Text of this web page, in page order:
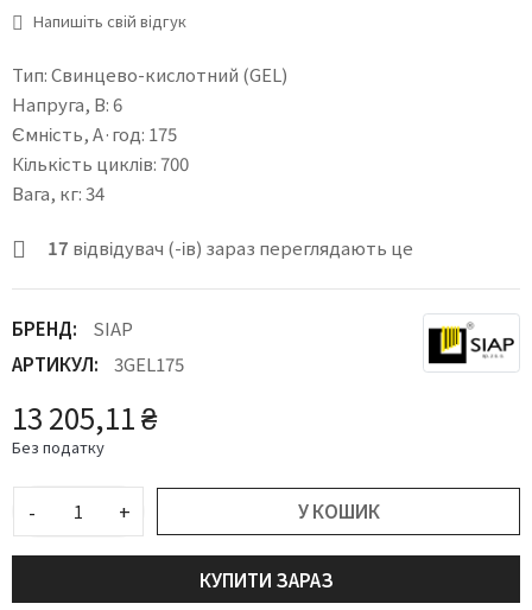
Напишіть свій відгук
Тип: Свинцево-кислотний (GEL)
Напруга, В: 6
Ємність, А·год: 175
Кількість циклів: 700
Вага, кг: 34
17 відвідувач (-ів) зараз переглядають це
БРЕНД:
SIAP
АРТИКУЛ:
3GEL175
13 205,11 ₴
Без податку
- + У КОШИК
КУПИТИ ЗАРАЗ